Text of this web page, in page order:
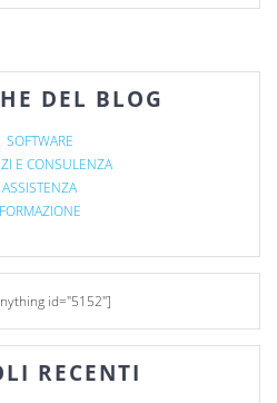
DEL BLOG
SOFTWARE
E CONSULENZA
ASSISTENZA
FORMAZIONE
id="5152"]
RECENTI